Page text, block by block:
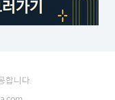
합니다.